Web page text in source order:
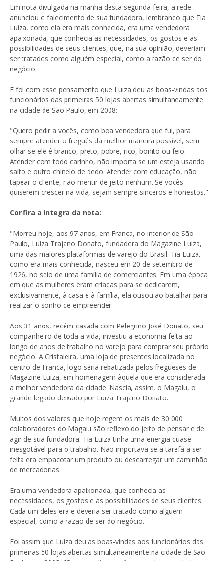
Em nota divulgada na manhã desta segunda-feira, a rede
anunciou o falecimento de sua fundadora, lembrando que Tia
Luiza, como ela era mais conhecida, era uma vendedora
apaixonada, que conhecia as necessidades, os gostos e as
possibilidades de seus clientes, que, na sua opinião, deveriam
ser tratados como alguém especial, como a razão de ser do
negócio.
E foi com esse pensamento que Luiza deu as boas-vindas aos
funcionários das primeiras 50 lojas abertas simultaneamente
na cidade de São Paulo, em 2008:
"Quero pedir a vocês, como boa vendedora que fui, para
sempre atender o freguês da melhor maneira possível, sem
olhar se ele é branco, preto, pobre, rico, bonito ou feio.
Atender com todo carinho, não importa se um esteja usando
salto e outro chinelo de dedo. Atender com educação, não
tapear o cliente, não mentir de jeito nenhum. Se vocês
quiserem crescer na vida, sejam sempre sinceros e honestos."
Confira a íntegra da nota:
"Morreu hoje, aos 97 anos, em Franca, no interior de São
Paulo, Luiza Trajano Donato, fundadora do Magazine Luiza,
uma das maiores plataformas de varejo do Brasil. Tia Luiza,
como era mais conhecida, nasceu em 20 de setembro de
1926, no seio de uma família de comerciantes. Em uma época
em que as mulheres eram criadas para se dedicarem,
exclusivamente, à casa e à família, ela ousou ao batalhar para
realizar o sonho de empreender.
Aos 31 anos, recém-casada com Pelegrino José Donato, seu
companheiro de toda a vida, investiu a economia feita ao
longo de anos de trabalho no varejo para comprar seu próprio
negócio. A Cristaleira, uma loja de presentes localizada no
centro de Franca, logo seria rebatizada pelos fregueses de
Magazine Luiza, em homenagem àquela que era considerada
a melhor vendedora da cidade. Nascia, assim, o Magalu, o
grande legado deixado por Luiza Trajano Donato.
Muitos dos valores que hoje regem os mais de 30 000
colaboradores do Magalu são reflexo do jeito de pensar e de
agir de sua fundadora. Tia Luiza tinha uma energia quase
inesgotável para o trabalho. Não importava se a tarefa a ser
feita era empacotar um produto ou descarregar um caminhão
de mercadorias.
Era uma vendedora apaixonada, que conhecia as
necessidades, os gostos e as possibilidades de seus clientes.
Cada um deles era e deveria ser tratado como alguém
especial, como a razão de ser do negócio.
Foi assim que Luiza deu as boas-vindas aos funcionários das
primeiras 50 lojas abertas simultaneamente na cidade de São